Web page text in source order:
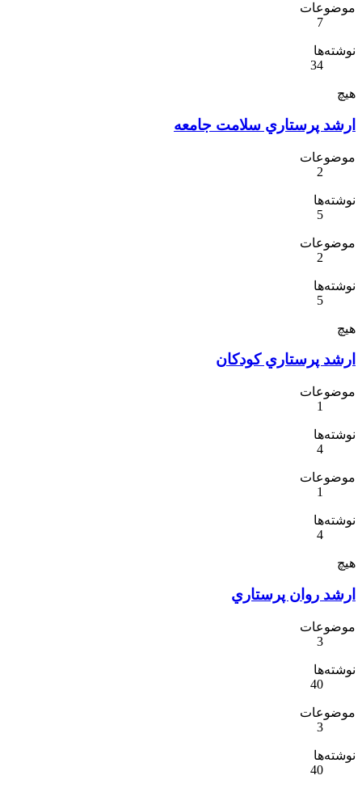
موضوعات
7
نوشته‌ها
34
هیچ
ارشد پرستاري سلامت جامعه
موضوعات
2
نوشته‌ها
5
موضوعات
2
نوشته‌ها
5
هیچ
ارشد پرستاري كودكان
موضوعات
1
نوشته‌ها
4
موضوعات
1
نوشته‌ها
4
هیچ
ارشد روان پرستاري
موضوعات
3
نوشته‌ها
40
موضوعات
3
نوشته‌ها
40